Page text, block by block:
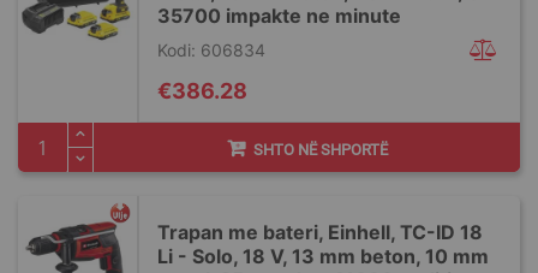
35700 impakte ne minute
Kodi: 606834
€386.28
SHTO NË SHPORTË
Trapan me bateri, Einhell, TC-ID 18
Li - Solo, 18 V, 13 mm beton, 10 mm